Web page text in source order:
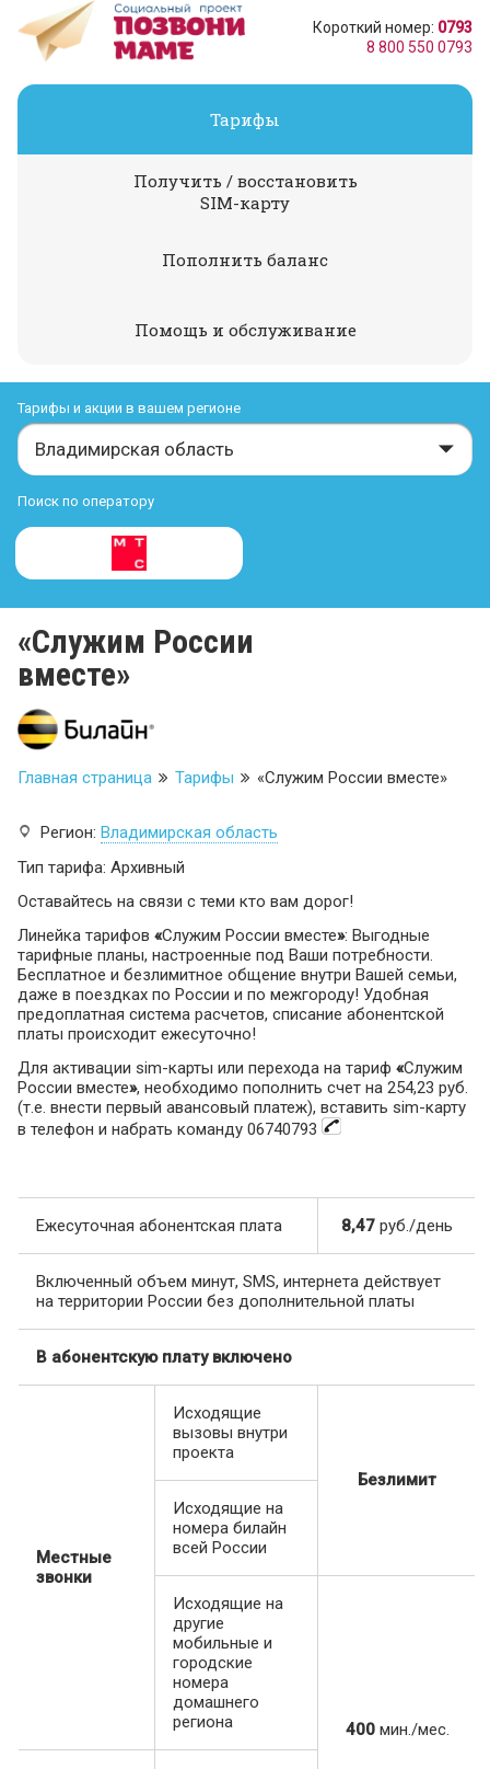
Короткий номер: 0793
8 800 550 0793
Тарифы
Получить / восстановить
SIM-карту
Пополнить баланс
Помощь и обслуживание
Тарифы и акции в вашем регионе
Владимирская область
Поиск по оператору
«Служим России
вместе»
Главная страница Тарифы «Служим России вместе»
Регион: Владимирская область
Тип тарифа: Архивный
Оставайтесь на связи с теми кто вам дорог!
Линейка тарифов «Служим России вместе»: Выгодные
тарифные планы, настроенные под Ваши потребности.
Бесплатное и безлимитное общение внутри Вашей семьи,
даже в поездках по России и по межгороду! Удобная
предоплатная система расчетов, списание абонентской
платы происходит ежесуточно!
Для активации sim-карты или перехода на тариф «Служим
России вместе», необходимо пополнить счет на 254,23 руб.
(т.е. внести первый авансовый платеж), вставить sim-карту
в телефон и набрать команду 06740793
Ежесуточная абонентская плата 8,47 руб./день
Включенный объем минут, SMS, интернета действует
на территории России без дополнительной платы
В абонентскую плату включено
Местные
звонки
Исходящие
вызовы внутри
проекта
Безлимит
Исходящие на
номера билайн
всей России
Исходящие на
другие
мобильные и
городские
номера
домашнего
региона
400мин./мес.